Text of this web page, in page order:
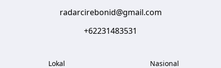
radarcirebonid@gmail.com
+62231483531
Lokal Nasional